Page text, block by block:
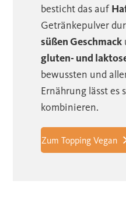
besticht das auf
Getränkepulver
süßen Geschmack
gluten- und
bewussten und
Ernährung lässt es
kombinieren.
Zum Topping Vegan